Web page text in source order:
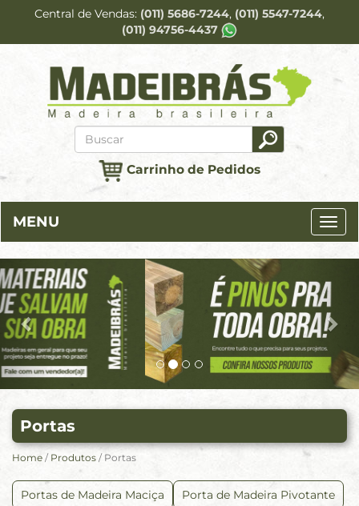
Central de Vendas (011) 5686-7244 (011) 5547-7244
(011) 94756-4437
Carrinho de Pedidos
MENU
Previous
Portas
Home / Produtos / Portas
Portas de Madeira Maciça
Porta de Madeira Pivotante